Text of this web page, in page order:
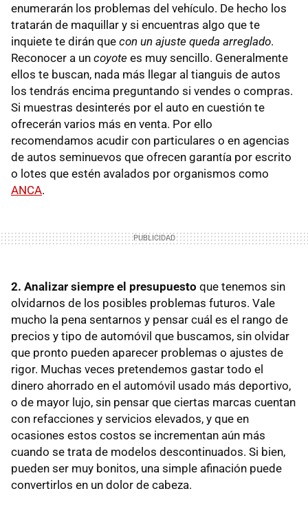
enumerarán los problemas del vehículo. De hecho los
tratarán de maquillar y si encuentras algo que te
inquiete te dirán que con un ajuste queda arreglado.
Reconocer a un coyote es muy sencillo. Generalmente
ellos te buscan, nada más llegar al tianguis de autos
los tendrás encima preguntando si vendes o compras.
Si muestras desinterés por el auto en cuestión te
ofrecerán varios más en venta. Por ello
recomendamos acudir con particulares o en agencias
de autos seminuevos que ofrecen garantía por escrito
o lotes que estén avalados por organismos como
ANCA.
2. Analizar siempre el presupuesto que tenemos sin
olvidarnos de los posibles problemas futuros. Vale
mucho la pena sentarnos y pensar cuál es el rango de
precios y tipo de automóvil que buscamos, sin olvidar
que pronto pueden aparecer problemas o ajustes de
rigor. Muchas veces pretendemos gastar todo el
dinero ahorrado en el automóvil usado más deportivo,
o de mayor lujo, sin pensar que ciertas marcas cuentan
con refacciones y servicios elevados, y que en
ocasiones estos costos se incrementan aún más
cuando se trata de modelos descontinuados. Si bien,
pueden ser muy bonitos, una simple afinación puede
convertirlos en un dolor de cabeza.